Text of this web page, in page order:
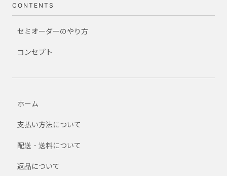
CONTENTS
セミオーダーのやり方
コンセプト
ホーム
支払い方法について
配送・送料について
返品について